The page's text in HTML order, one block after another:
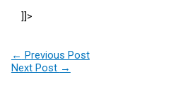
]]>
← Previous Post
Next Post →